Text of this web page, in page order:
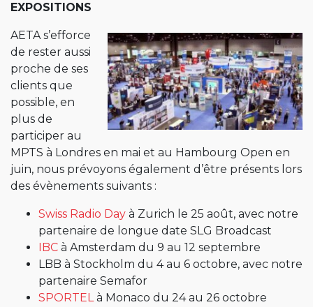
EXPOSITIONS
AETA s’efforce
de rester aussi
proche de ses
clients que
possible, en
plus de
participer au
MPTS à Londres en mai et au Hambourg Open en
juin, nous prévoyons également d’être présents lors
des évènements suivants :
Swiss Radio Day à Zurich le 25 août, avec notre
partenaire de longue date SLG Broadcast
IBC à Amsterdam du 9 au 12 septembre
LBB à Stockholm du 4 au 6 octobre, avec notre
partenaire Semafor
SPORTELà Monaco du 24 au 26 octobre